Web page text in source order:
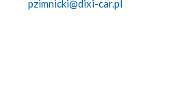
pzimnicki@dixi-car.pl